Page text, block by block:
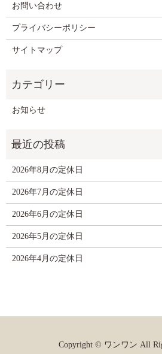
お問い合わせ
プライバシーポリシー
サイトマップ
お知らせ
2026年8月の定休日
2026年7月の定休日
2026年6月の定休日
2026年5月の定休日
2026年4月の定休日
Copyright © ワンワン All